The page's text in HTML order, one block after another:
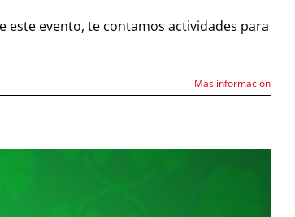
este evento, te contamos actividades para
Más información